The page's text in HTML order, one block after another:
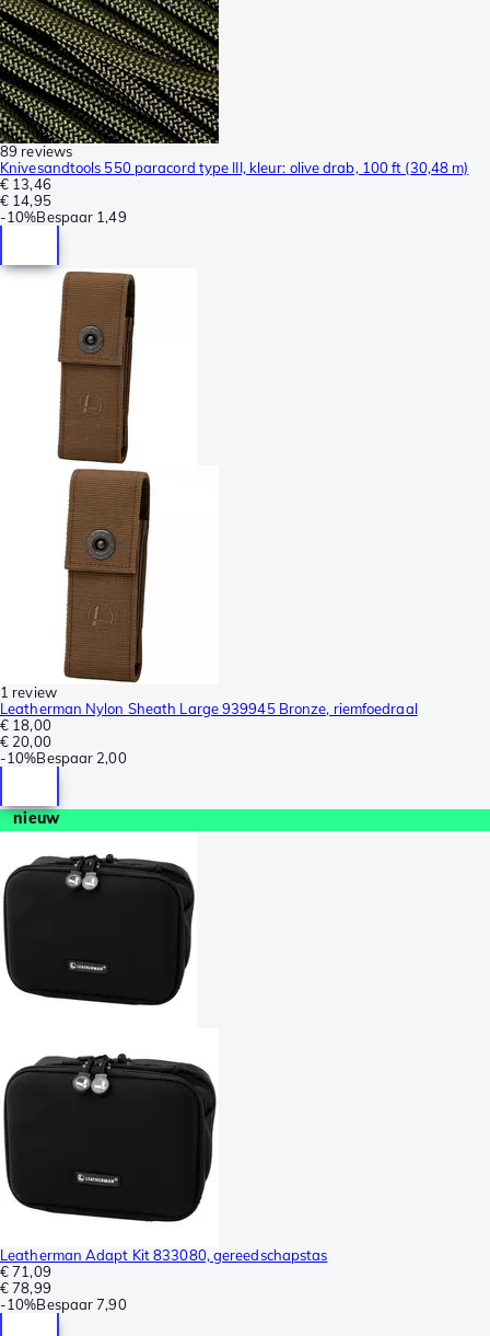
89 reviews
Knivesandtools 550 paracord type III, kleur: olive drab, 100 ft (30,48 m)
€ 13,46
€ 14,95
-10%Bespaar 1,49
1 review
Leatherman Nylon Sheath Large 939945 Bronze, riemfoedraal
€ 18,00
€ 20,00
-10%Bespaar 2,00
nieuw
Leatherman Adapt Kit 833080, gereedschapstas
€ 71,09
€ 78,99
-10%Bespaar 7,90